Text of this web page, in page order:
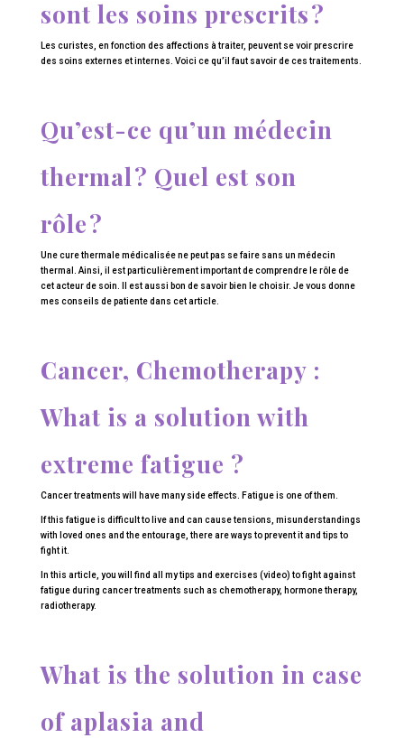
sont les soins prescrits ?
Les curistes, en fonction des affections à traiter, peuvent se voir prescrire
des soins externes et internes. Voici ce qu’il faut savoir de ces traitements.
Qu’est-ce qu’un médecin
thermal ? Quel est son
rôle ?
Une cure thermale médicalisée ne peut pas se faire sans un médecin
thermal. Ainsi, il est particulièrement important de comprendre le rôle de
cet acteur de soin. Il est aussi bon de savoir bien le choisir. Je vous donne
mes conseils de patiente dans cet article.
Cancer, Chemotherapy :
What is a solution with
extreme fatigue ?
Cancer treatments will have many side effects. Fatigue is one of them.
If this fatigue is difficult to live and can cause tensions, misunderstandings
with loved ones and the entourage, there are ways to prevent it and tips to
fight it.
In this article, you will find all my tips and exercises (video) to fight against
fatigue during cancer treatments such as chemotherapy, hormone therapy,
radiotherapy.
What is the solution in case
of aplasia and